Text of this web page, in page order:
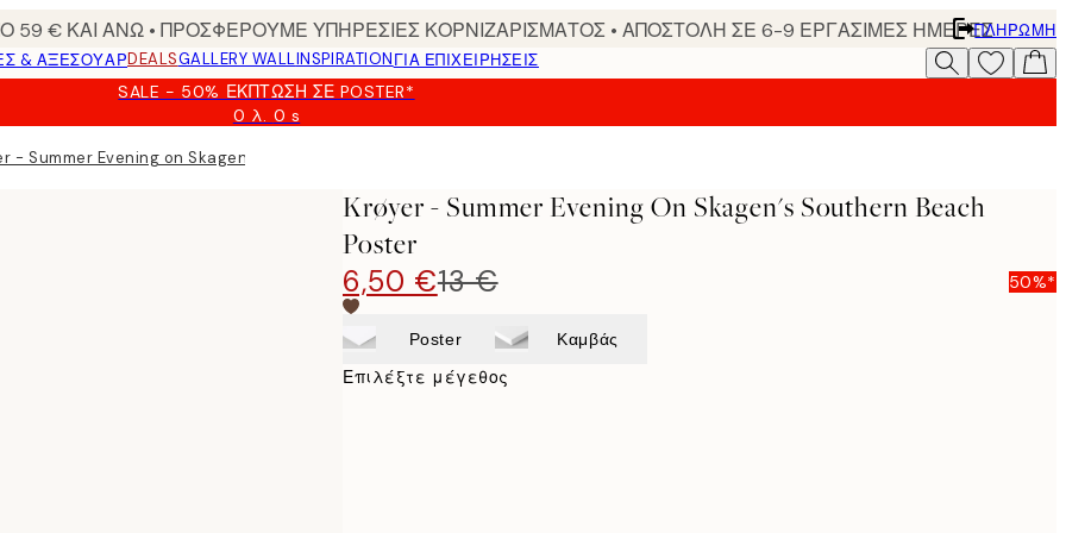
€ ΚΑΙ ΑΝΩ • ΠΡΟΣΦΕΡΟΥΜΕ ΥΠΗΡΕΣΙΕΣ ΚΟΡΝΙΖΑΡΙΣΜΑΤΟΣ • ΑΠΟΣΤΟΛΗ ΣΕ 6-9 ΕΡΓΑΣΙΜΕΣ ΗΜΕΡΕΣΠΛΗΡΩΜΉ
& ΑΞΕΣΟΥΆΡDEALSGALLERY WALLINSPIRATIONΓΙΑ ΕΠΙΧΕΙΡΗΣΕΙΣ
SALE - 50% ΈΚΠΤΩΣΗ ΣΕ POSTER*
0 λ. 0 s
Ισχύει
- Summer Evening on Skagen's Southern Beach Poster
Krøyer - Summer Evening On Skagen's Southern Beach
Poster
6,50 €13 € 50%*
Poster Καμβάς
Επιλέξτε μέγεθος